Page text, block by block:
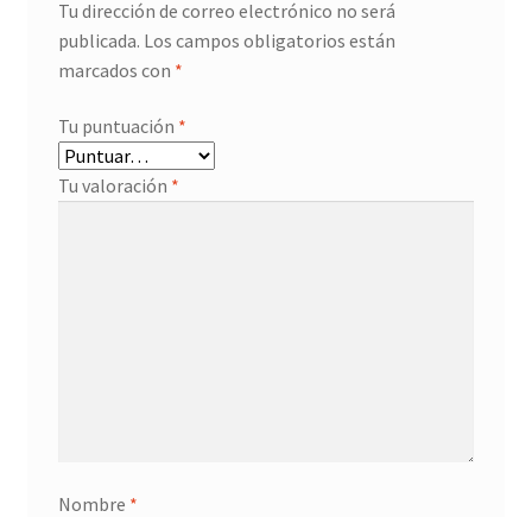
Tu dirección de correo electrónico no será
publicada. Los campos obligatorios están
marcados con *
Tu puntuación *
Tu valoración *
Nombre *